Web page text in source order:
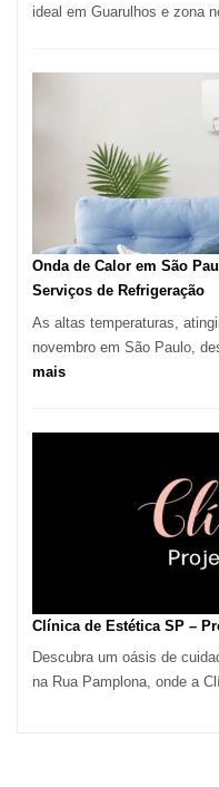
ideal em Guarulhos e zona
Onda de Calor em São
Serviços de Refrigeração
As altas temperaturas,
novembro em São Paulo,
mais:
Serviços
Refrigeração
Clínica de Estética SP –
Descubra um oásis de
na Rua Pamplona, onde a